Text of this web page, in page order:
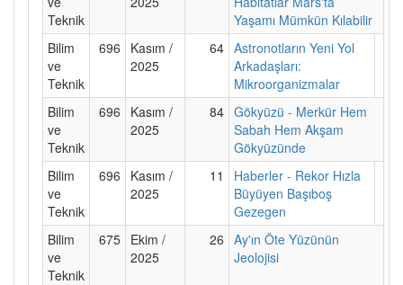
Teknik
Yaşamı Mümkün Kılabilir
Bilim
ve
Teknik
696
Kasım /
2025
64 Astronotların Yeni Yol
Arkadaşları:
Mikroorganizmalar
Bilim
ve
Teknik
696
Kasım /
2025
84 Gökyüzü - Merkür Hem
Sabah Hem Akşam
Gökyüzünde
Bilim
ve
Teknik
696
Kasım /
2025
11
Haberler - Rekor Hızla
Büyüyen Başıboş
Gezegen
Bilim
ve
Teknik
675 Ekim /
2025
26 Ay'ın Öte Yüzünün
Jeolojisi